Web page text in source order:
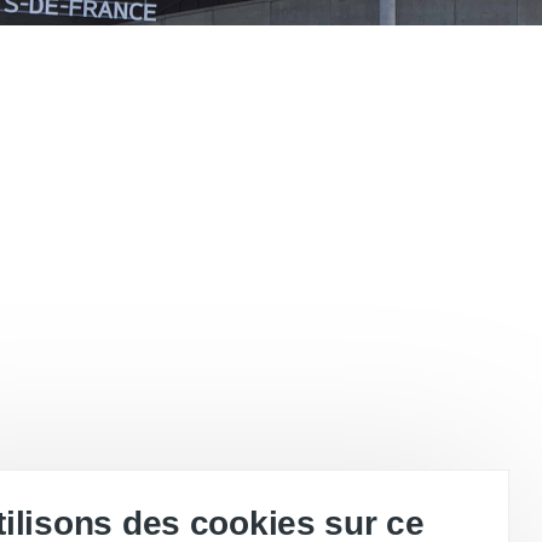
de son succès, il n'y a plus de place...
des cookies sur ce